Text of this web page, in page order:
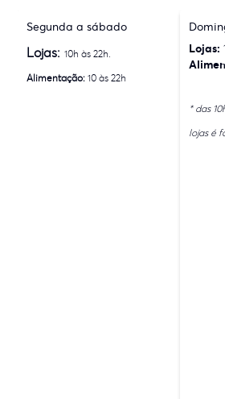
Segunda a sábado
Lojas:10h às 22h.
Alimentação: 10 às 22h
Lojas:
* das
lojas é